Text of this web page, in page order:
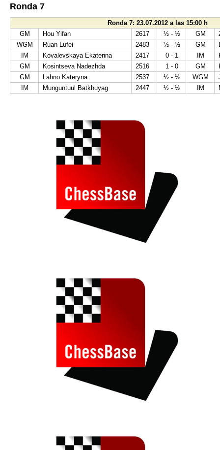
Ronda 7
Ronda 7: 23.07.2012 a las 15:00 h
GM
Hou Yifan 2617 ½ - ½ GM
WGM
Ruan Lufei 2483 ½ - ½ GM
IM
Kovalevskaya Ekaterina 2417 0 - 1 IM
GM
Kosintseva Nadezhda 2516 1 - 0 GM
GM
Lahno Kateryna 2537 ½ - ½ WGM
IM
Munguntuul Batkhuyag 2447 ½ - ½ IM